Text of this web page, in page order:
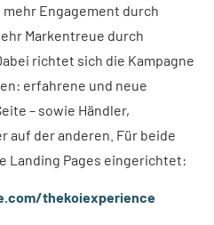
Engagement durch
Markentreue durch
richtet sich die Kampagne
erfahrene und neue
– sowie Händler,
auf der anderen. Für beide
Landing Pages eingerichtet:
thekoiexperience